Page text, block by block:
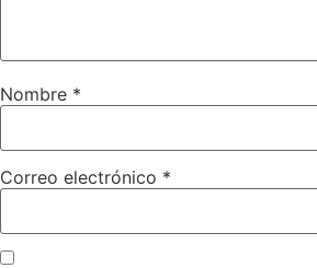
Nombre *
Correo electrónico *